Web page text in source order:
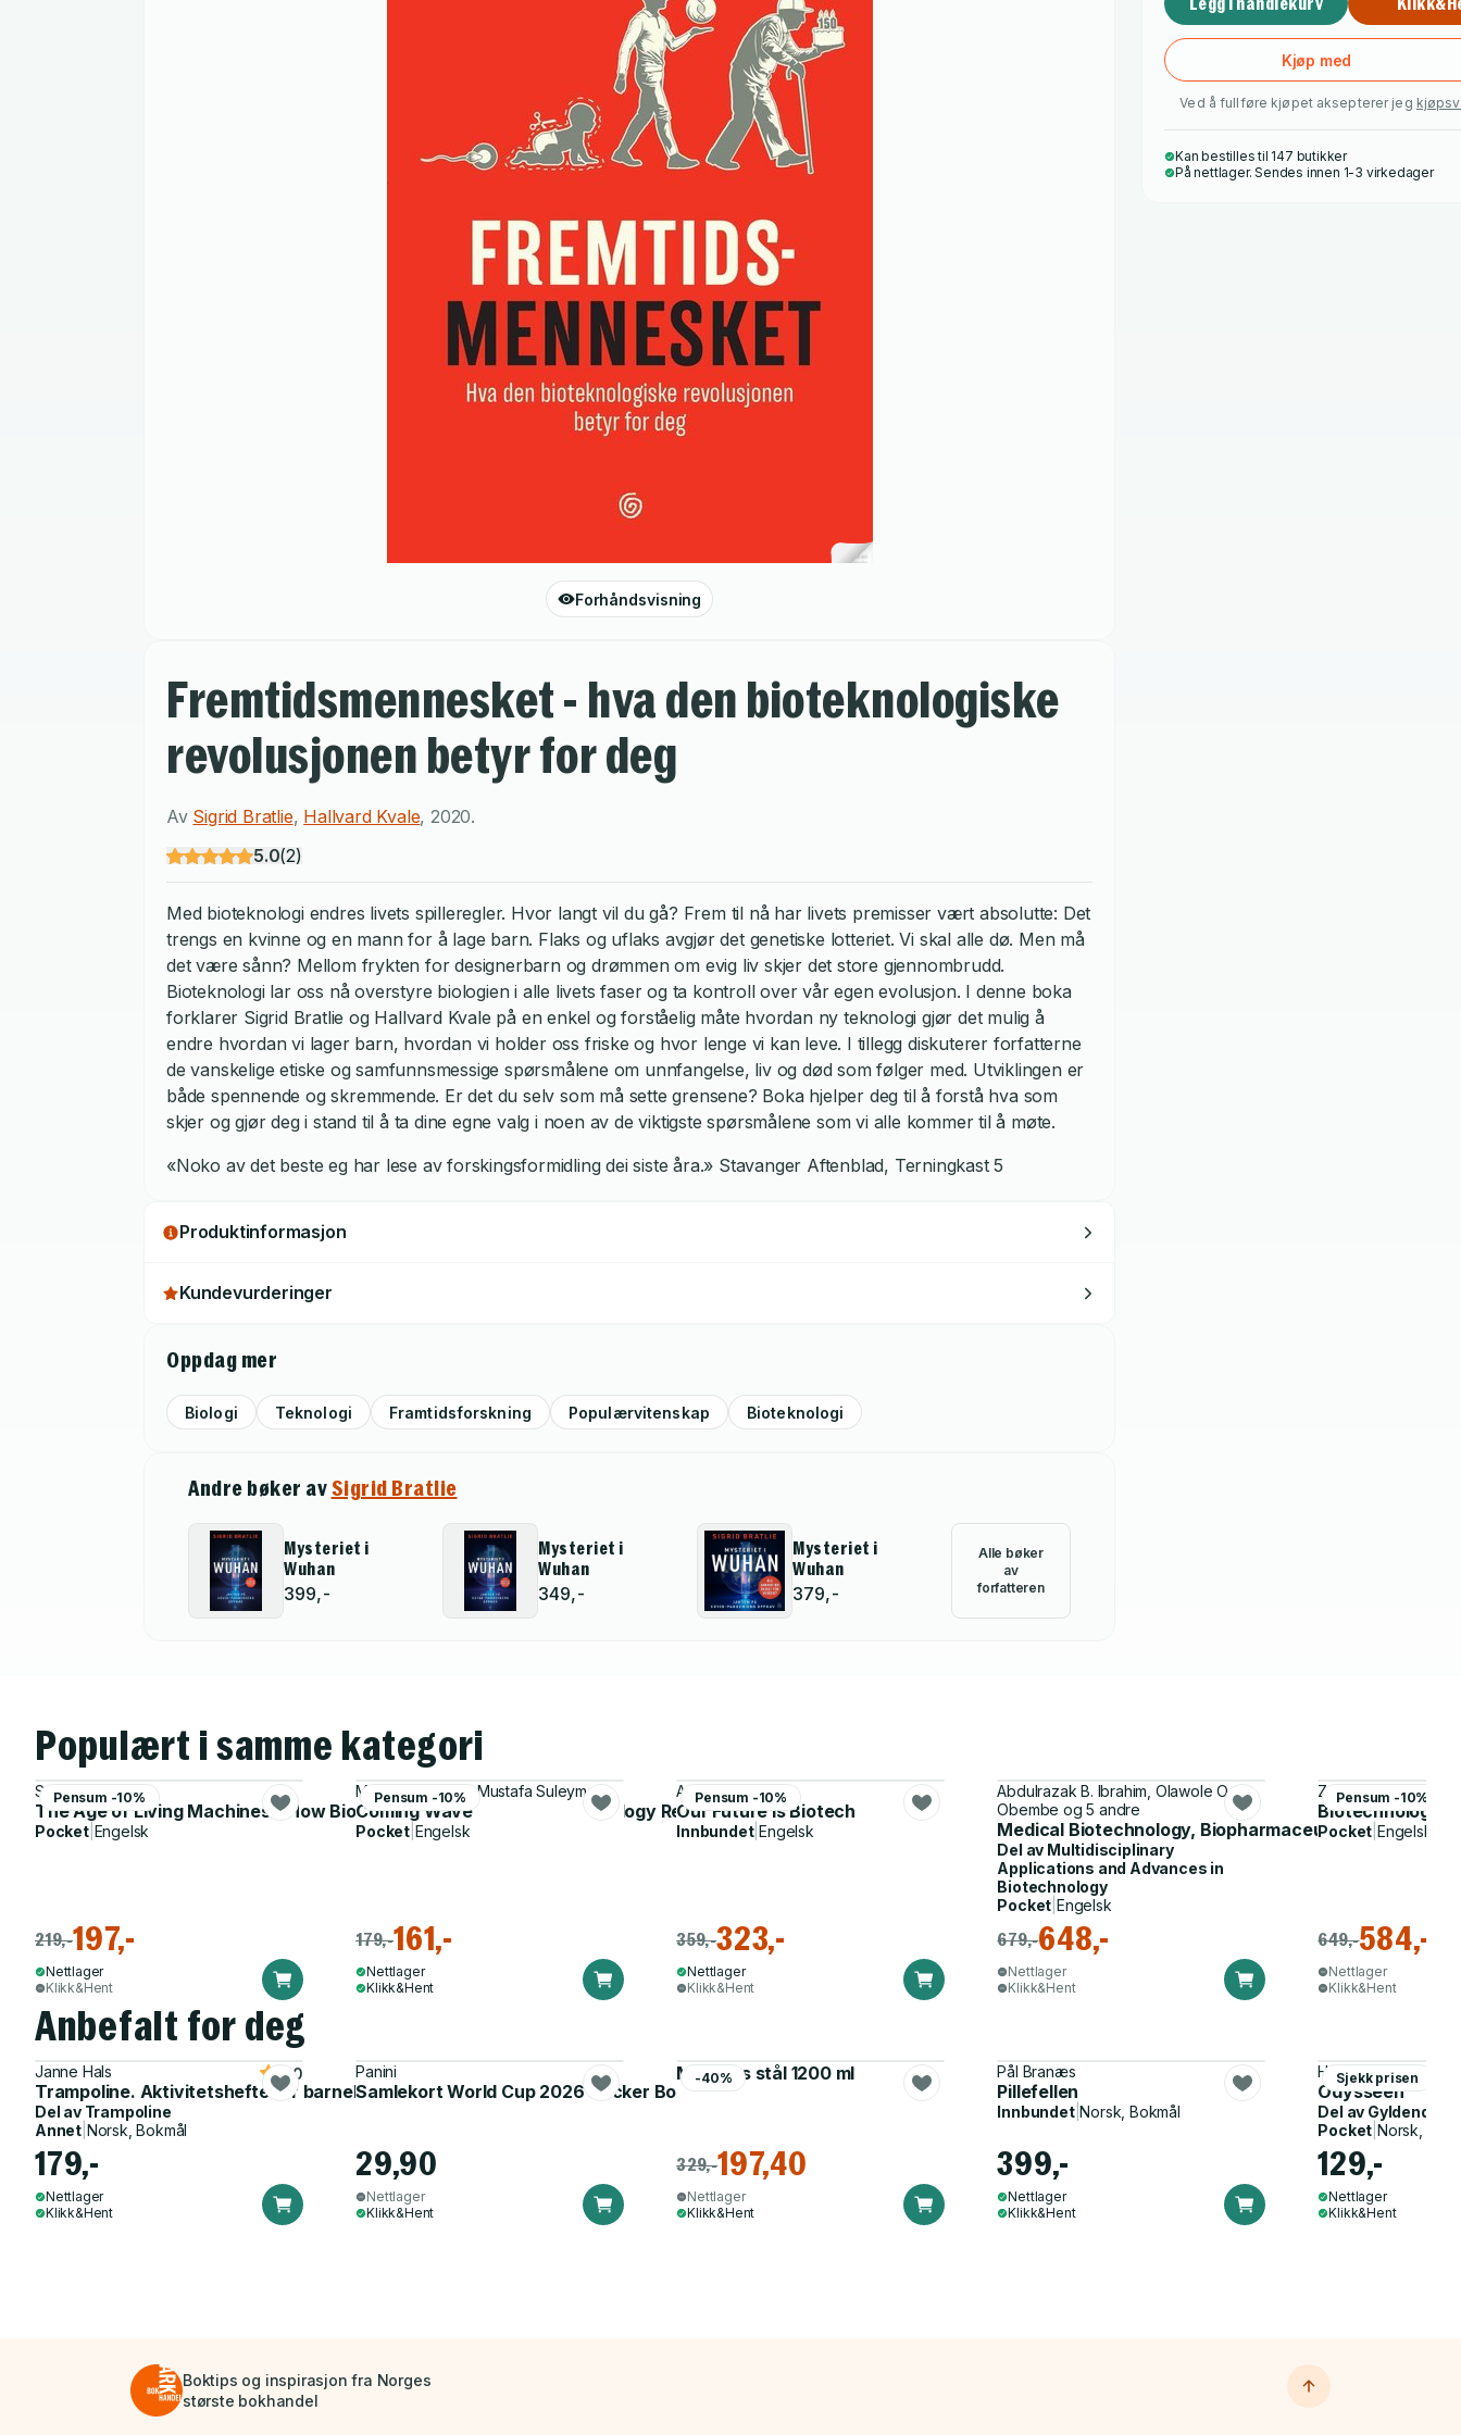
Forhåndsvisning
Fremtidsmennesket - hva den bioteknologiske
revolusjonen betyr for deg
Av Sigrid Bratlie, Hallvard Kvale,2020.
5.0(2)
Med bioteknologi endres livets spilleregler. Hvor langt vil du gå? Frem til nå har livets premisser vært absolutte: Det
trengs en kvinne og en mann for å lage barn. Flaks og uflaks avgjør det genetiske lotteriet. Vi skal alle dø. Men må
det være sånn? Mellom frykten for designerbarn og drømmen om evig liv skjer det store gjennombrudd.
Bioteknologi lar oss nå overstyre biologien i alle livets faser og ta kontroll over vår egen evolusjon. I denne boka
forklarer Sigrid Bratlie og Hallvard Kvale på en enkel og forståelig måte hvordan ny teknologi gjør det mulig å
endre hvordan vi lager barn, hvordan vi holder oss friske og hvor lenge vi kan leve. I tillegg diskuterer forfatterne
de vanskelige etiske og samfunnsmessige spørsmålene om unnfangelse, liv og død som følger med. Utviklingen er
både spennende og skremmende. Er det du selv som må sette grensene? Boka hjelper deg til å forstå hva som
skjer og gjør deg i stand til å ta dine egne valg i noen av de viktigste spørsmålene som vi alle kommer til å møte.
«Noko av det beste eg har lese av forskingsformidling dei siste åra.» Stavanger Aftenblad, Terningkast 5
Produktinformasjon
Kundevurderinger
Oppdag mer
Biologi Teknologi Framtidsforskning Populærvitenskap Bioteknologi
Andre bøker avSigrid Bratlie
Mysteriet i
Wuhan
399,-
Mysteriet i
Wuhan
349,-
Mysteriet i
Wuhan
379,-
Alle bøker
av
forfatteren
Kjøp med
Ved å fullføre kjøpet aksepterer jeg
Kan bestilles til 147 butikker
På nettlager. Sendes innen 1-3 virkedager
Populært i samme kategori
Pensum -10%
Susan Hockfield
The Age of Living Machines – How Biology Will Build the Next Technology Revolution
Pocket| Engelsk
219,-197,-
Nettlager
Klikk&Hent
Pensum -10%
Michael Bhaskar, Mustafa Suleyman
Coming Wave
Pocket| Engelsk
179,-161,-
Nettlager
Klikk&Hent
Pensum -10%
Andrew Craig
Our Future is Biotech
Innbundet|Engelsk
359,-323,-
Nettlager
Klikk&Hent
Abdulrazak B. Ibrahim, Olawole O.
Obembe og 5 andre
Medical Biotechnology, Biopharmaceutics, Forensic
Del av Multidisciplinary
Applications and Advances in
Biotechnology
Pocket Engelsk
679,-648,-
Nettlager
Klikk&Hent
Pensum -10%
Zaheer Allam
Biotechnology
Pocket |Engelsk
649,-584,-
Nettlager
Klikk&Hent
Anbefalt for deg
Janne Hals
Trampoline. Aktivitetshefte for barnehagen
5.0
Del av Trampoline
Annet Norsk, Bokmål
179,-
Nettlager
Klikk&Hent
Panini
Samlekort World Cup 2026 Sticker Booster
29,90
Nettlager
Klikk&Hent
-40%
Matboks stål 1200 ml
329,-197,40
Nettlager
Klikk&Hent
Pål Branæs
Pillefellen
Innbundet|Norsk, Bokmål
399,-
Nettlager
Klikk&Hent
Sjekk prisen
Homer, John
Odysseen
Del av Gyldendal
Pocket |Norsk,
129,-
Nettlager
Klikk&Hent
Boktips og inspirasjon fra Norges
største bokhandel